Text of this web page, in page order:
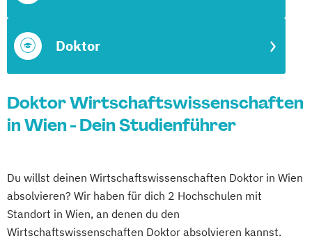
Doktor
Doktor Wirtschaftswissenschaften
in Wien - Dein Studienführer
Du willst deinen Wirtschaftswissenschaften Doktor in Wien
absolvieren? Wir haben für dich 2 Hochschulen mit
Standort in Wien, an denen du den
Wirtschaftswissenschaften Doktor absolvieren kannst.